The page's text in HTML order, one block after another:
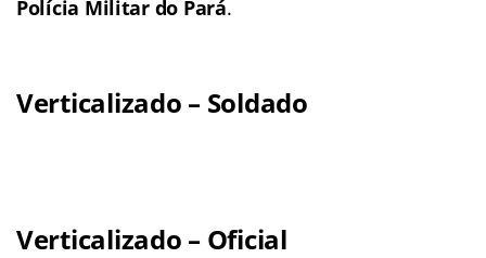
Polícia Militar do Pará.
Verticalizado – Soldado
Verticalizado – Oficial